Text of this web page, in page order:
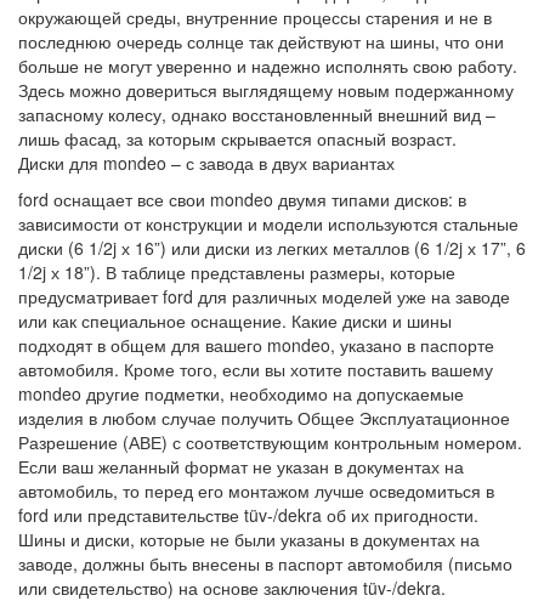
окружающей среды, внутренние процессы старения и не в
последнюю очередь солнце так действуют на шины, что они
больше не могут уверенно и надежно исполнять свою работу.
Здесь можно довериться выглядящему новым подержанному
запасному колесу, однако восстановленный внешний вид –
лишь фасад, за которым скрывается опасный возраст.
Диски для mondeo – с завода в двух вариантах
ford оснащает все свои mondeo двумя типами дисков: в
зависимости от конструкции и модели используются стальные
диски (6 1/2j х 16”) или диски из легких металлов (6 1/2j х 17”, 6
1/2j х 18”). В таблице представлены размеры, которые
предусматривает ford для различных моделей уже на заводе
или как специальное оснащение. Какие диски и шины
подходят в общем для вашего mondeo, указано в паспорте
автомобиля. Кроме того, если вы хотите поставить вашему
mondeo другие подметки, необходимо на допускаемые
изделия в любом случае получить Общее Эксплуатационное
Разрешение (АВЕ) с соответствующим контрольным номером.
Если ваш желанный формат не указан в документах на
автомобиль, то перед его монтажом лучше осведомиться в
ford или представительстве tüv-/dekra об их пригодности.
Шины и диски, которые не были указаны в документах на
заводе, должны быть внесены в паспорт автомобиля (письмо
или свидетельство) на основе заключения tüv-/dekra.